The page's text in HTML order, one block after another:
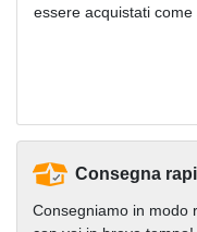
essere acquistati
Consegna
Consegniamo in modo